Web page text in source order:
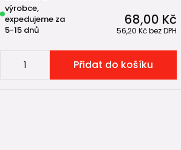
68,00 Kč
56,20 Kčbez DPH
výrobce,
expedujeme za
5-15 dnů
Přidat do košíku